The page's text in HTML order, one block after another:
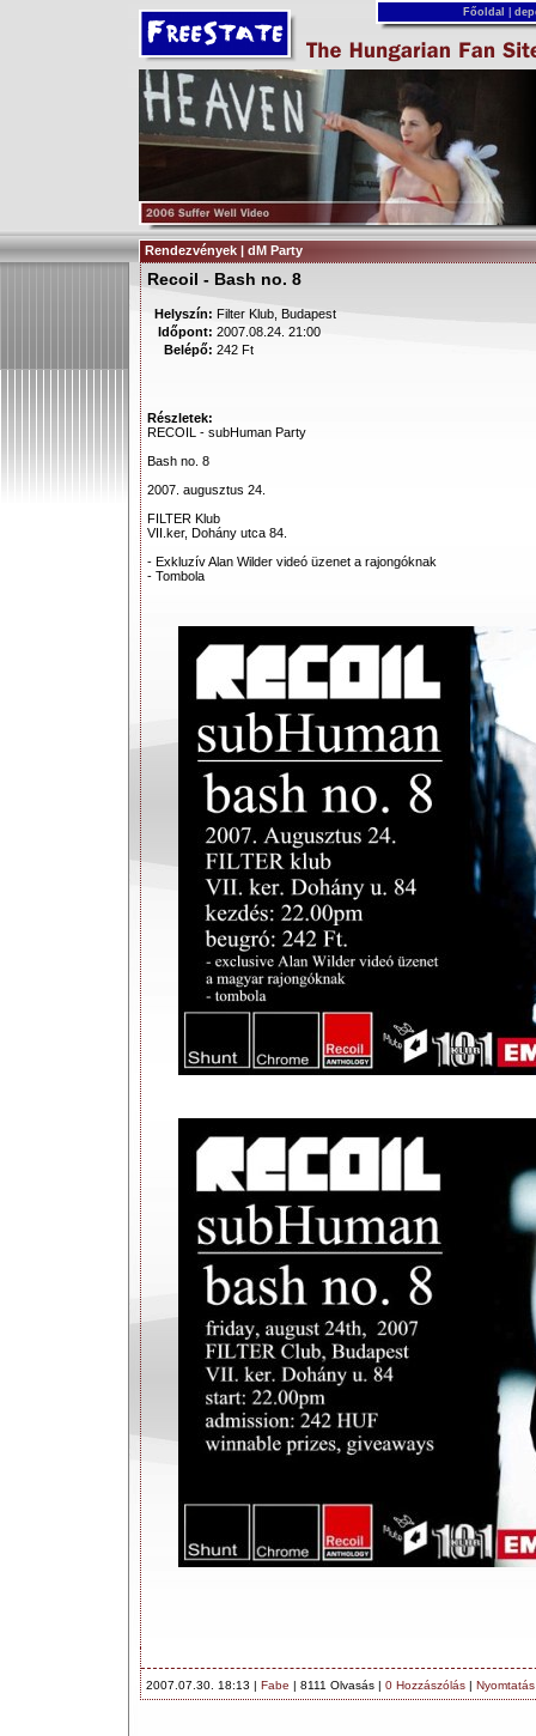
Főoldal
Rendezvények | dM Party
Recoil - Bash no. 8
Helyszín: Filter Klub, Budapest
Időpont: 2007.08.24. 21:00
Belépő: 242 Ft
Részletek:
RECOIL - subHuman Party
Bash no. 8
2007. augusztus 24.
FILTER Klub
VII.ker, Dohány utca 84.
- Exkluzív Alan Wilder videó üzenet a rajongóknak
- Tombola
2007.07.30. 18:13 | Fabe | 8111 Olvasás | 0 Hozzászólás | Nyomtatás